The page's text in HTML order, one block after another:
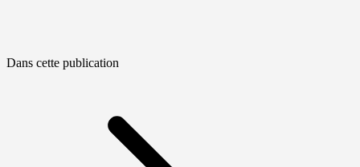
Dans cette publication